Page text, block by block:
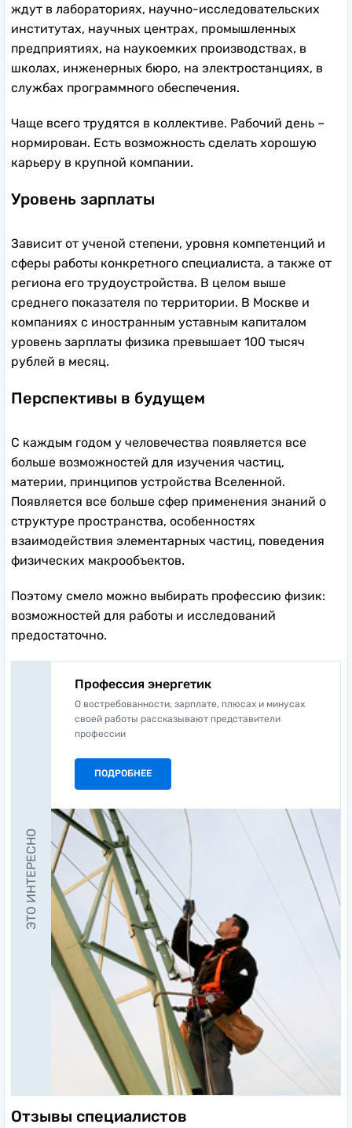
ждут в лабораториях, научно-исследовательских
институтах, научных центрах, промышленных
предприятиях, на наукоемких производствах, в
школах, инженерных бюро, на электростанциях, в
службах программного обеспечения.
Чаще всего трудятся в коллективе. Рабочий день –
нормирован. Есть возможность сделать хорошую
карьеру в крупной компании.
Уровень зарплаты
Зависит от ученой степени, уровня компетенций и
сферы работы конкретного специалиста, а также от
региона его трудоустройства. В целом выше
среднего показателя по территории. В Москве и
компаниях с иностранным уставным капиталом
уровень зарплаты физика превышает 100 тысяч
рублей в месяц.
Перспективы в будущем
С каждым годом у человечества появляется все
больше возможностей для изучения частиц,
материи, принципов устройства Вселенной.
Появляется все больше сфер применения знаний о
структуре пространства, особенностях
взаимодействия элементарных частиц, поведения
физических макрообъектов.
Поэтому смело можно выбирать профессию физик:
возможностей для работы и исследований
предостаточно.
ЭТО ИНТЕРЕСНО
Профессия энергетик
О востребованности, зарплате, плюсах и минусах
своей работы рассказывают представители
профессии
ПОДРОБНЕЕ
Отзывы специалистов